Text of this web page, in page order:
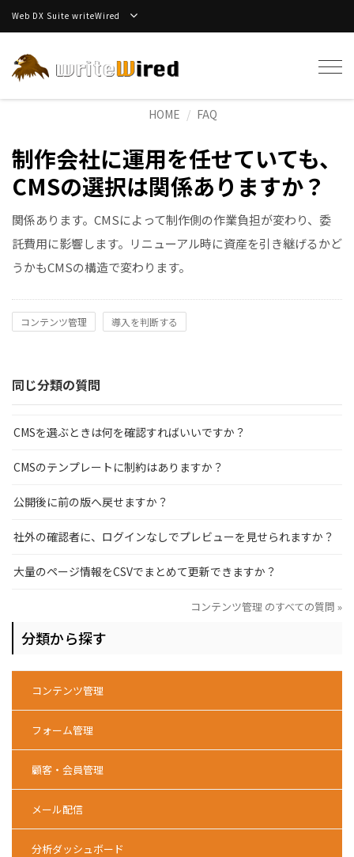
Web DX Suite writeWired
HOME
FAQ
制作会社に運用を任せていても、
CMSの選択は関係ありますか？
関係あります。CMSによって制作側の作業負担が変わり、委
託費用に影響します。リニューアル時に資産を引き継げるかど
うかもCMSの構造で変わります。
コンテンツ管理 導入を判断する
同じ分類の質問
CMSを選ぶときは何を確認すればいいですか？
CMSのテンプレートに制約はありますか？
公開後に前の版へ戻せますか？
社外の確認者に、ログインなしでプレビューを見せられますか？
大量のページ情報をCSVでまとめて更新できますか？
コンテンツ管理 のすべての質問 »
分類から探す
コンテンツ管理
フォーム管理
顧客・会員管理
メール配信
分析ダッシュボード